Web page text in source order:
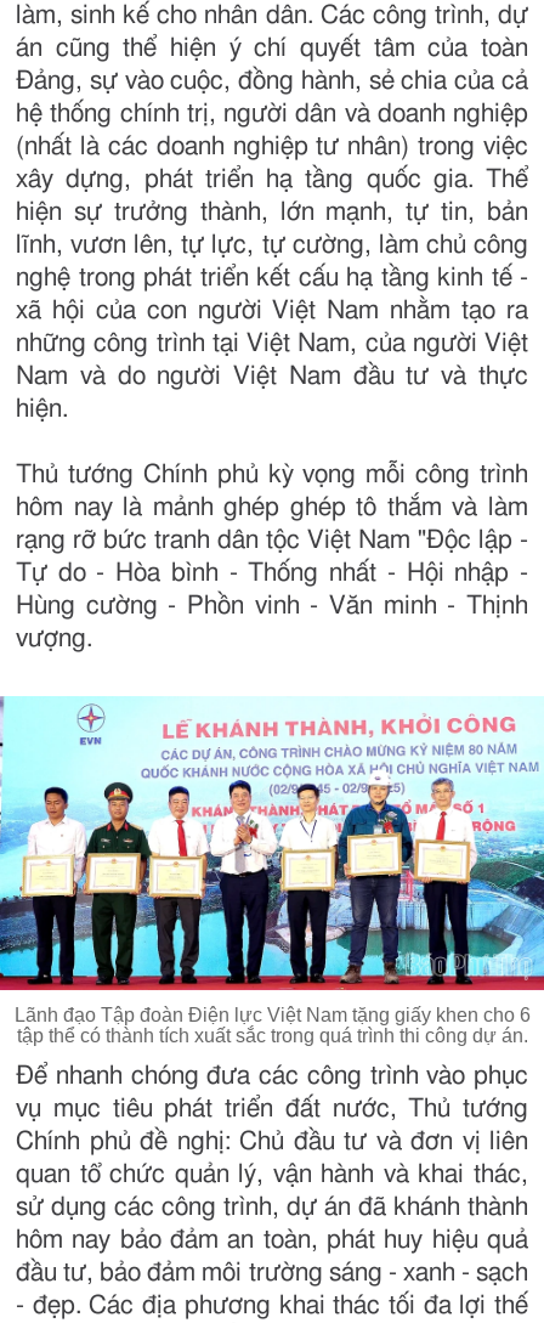
làm, sinh kế cho nhân dân. Các công trình, dự
án cũng thể hiện ý chí quyết tâm của toàn
Đảng, sự vào cuộc, đồng hành, sẻ chia của cả
hệ thống chính trị, người dân và doanh nghiệp
(nhất là các doanh nghiệp tư nhân) trong việc
xây dựng, phát triển hạ tầng quốc gia. Thể
hiện sự trưởng thành, lớn mạnh, tự tin, bản
lĩnh, vươn lên, tự lực, tự cường, làm chủ công
nghệ trong phát triển kết cấu hạ tầng kinh tế -
xã hội của con người Việt Nam nhằm tạo ra
những công trình tại Việt Nam, của người Việt
Nam và do người Việt Nam đầu tư và thực
hiện.
Thủ tướng Chính phủ kỳ vọng mỗi công trình
hôm nay là mảnh ghép ghép tô thắm và làm
rạng rỡ bức tranh dân tộc Việt Nam "Độc lập -
Tự do - Hòa bình - Thống nhất - Hội nhập -
Hùng cường - Phồn vinh - Văn minh - Thịnh
vượng.
Lãnh đạo Tập đoàn Điện lực Việt Nam tặng giấy khen cho 6
tập thể có thành tích xuất sắc trong quá trình thi công dự án.
Để nhanh chóng đưa các công trình vào phục
vụ mục tiêu phát triển đất nước, Thủ tướng
Chính phủ đề nghị: Chủ đầu tư và đơn vị liên
quan tổ chức quản lý, vận hành và khai thác,
sử dụng các công trình, dự án đã khánh thành
hôm nay bảo đảm an toàn, phát huy hiệu quả
đầu tư, bảo đảm môi trường sáng - xanh - sạch
- đẹp. Các địa phương khai thác tối đa lợi thế